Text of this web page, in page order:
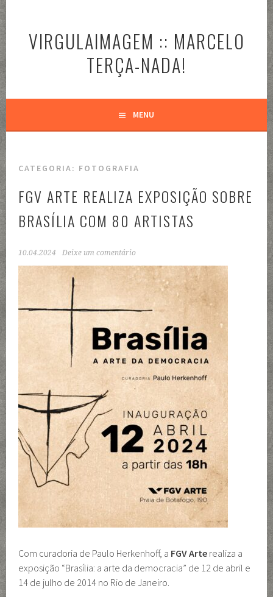
o
conteúdoVIRGULAIMAGEM :: MARCELO
TERÇA-NADA!
MENU
CATEGORIA: FOTOGRAFIA
FGV ARTE REALIZA EXPOSIÇÃO SOBRE
BRASÍLIA COM 80 ARTISTAS
10.04.2024 Deixe um comentário
Com curadoria de Paulo Herkenhoff, a FGV Arte realiza a
exposição “Brasília: a arte da democracia” de 12 de abril e
14 de julho de 2014 no Rio de Janeiro.